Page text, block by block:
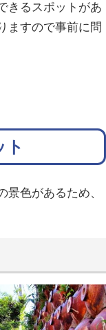
きるスポットがあ
ますので事前に問
ト
色があるため、